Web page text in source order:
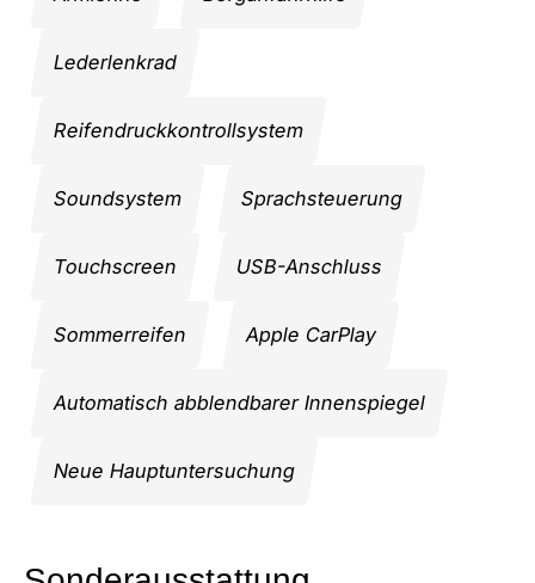
Lederlenkrad
Reifendruckkontrollsystem
Soundsystem Sprachsteuerung
Touchscreen USB-Anschluss
Sommerreifen Apple CarPlay
Automatisch abblendbarer Innenspiegel
Neue Hauptuntersuchung